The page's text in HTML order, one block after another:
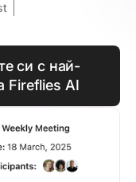
си с най-
Fireflies AI